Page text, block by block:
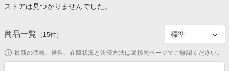
食品・スイーツ・お酒
コスメ・健康・医薬品
初回購入者限定特典
対象ストア新規限定特典
ストアは見つかりませんでした。
商品一覧 （ 15件）
最新の価格、送料、在庫状況と決済方法は遷移先ページでご確認ください。